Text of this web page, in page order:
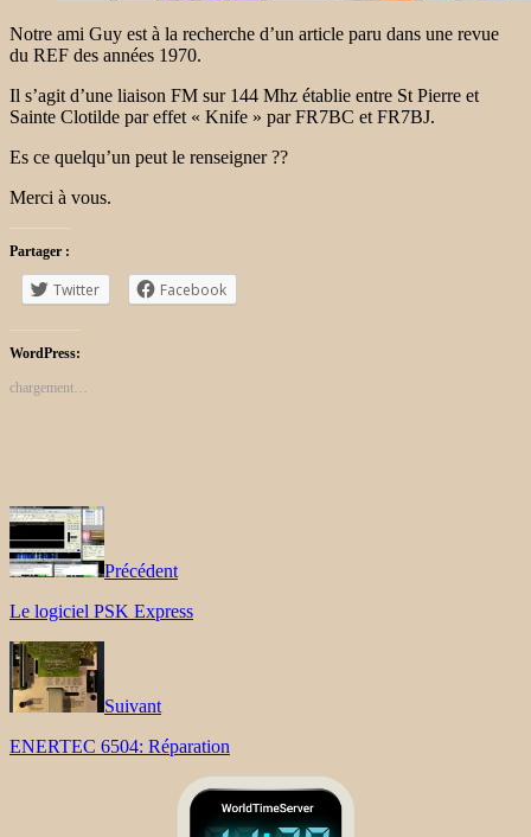
Notre ami Guy est à la recherche d’un article paru dans une revue
du REF des années 1970.
Il s’agit d’une liaison FM sur 144 Mhz établie entre St Pierre et
Sainte Clotilde par effet « Knife » par FR7BC et FR7BJ.
Es ce quelqu’un peut le renseigner ??
Merci à vous.
Partager :
Twitter Facebook
WordPress:
chargement…
Précédent
Le logiciel PSK Express
Suivant
ENERTEC 6504: Réparation